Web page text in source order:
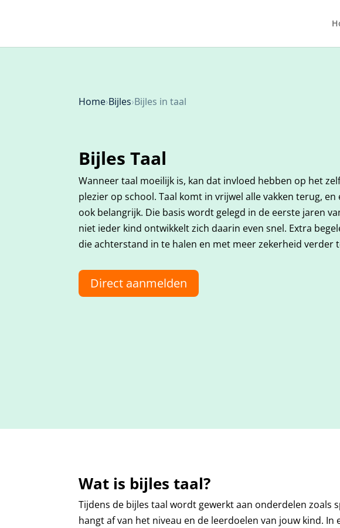
Home›Bijles›Bijles in taal
Bijles Taal
Wanneer taal moeilijk is, kan dat invloed hebben op het
plezier op school. Taal komt in vrijwel alle vakken terug, en
ook belangrijk. Die basis wordt gelegd in de eerste jaren
niet ieder kind ontwikkelt zich daarin even snel. Extra
die achterstand in te halen en met meer zekerheid verder
Direct aanmelden
Wat is bijles taal?
Tijdens de bijles taal wordt gewerkt aan onderdelen
hangt af van het niveau en de leerdoelen van jouw kind.